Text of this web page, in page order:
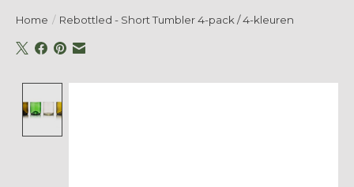
Home / Rebottled - Short Tumbler 4-pack / 4-kleuren